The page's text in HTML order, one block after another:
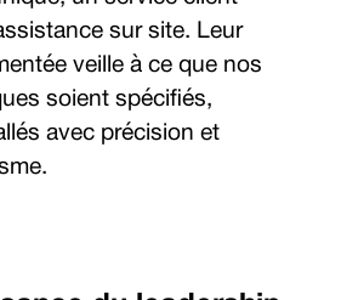
sur site. Leur
veille à ce que nos
soient spécifiés,
avec précision et